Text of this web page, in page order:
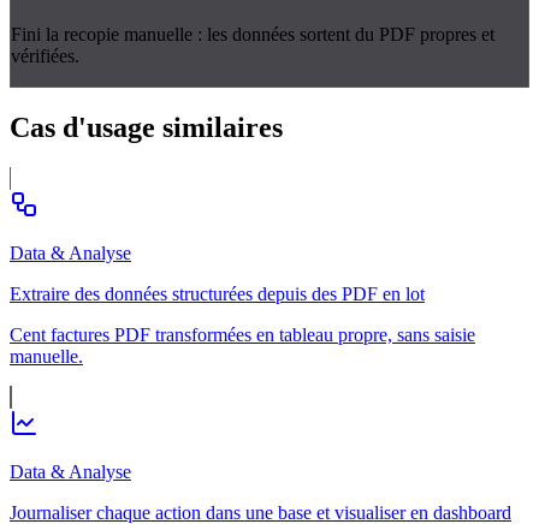
Fini la recopie manuelle : les données sortent du PDF propres et
vérifiées.
Cas d'usage similaires
Data & Analyse
Extraire des données structurées depuis des PDF en lot
Cent factures PDF transformées en tableau propre, sans saisie
manuelle.
Data & Analyse
Journaliser chaque action dans une base et visualiser en dashboard